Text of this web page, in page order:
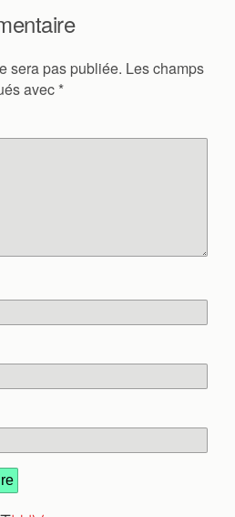
sera pas publiée. Les champs
avec *